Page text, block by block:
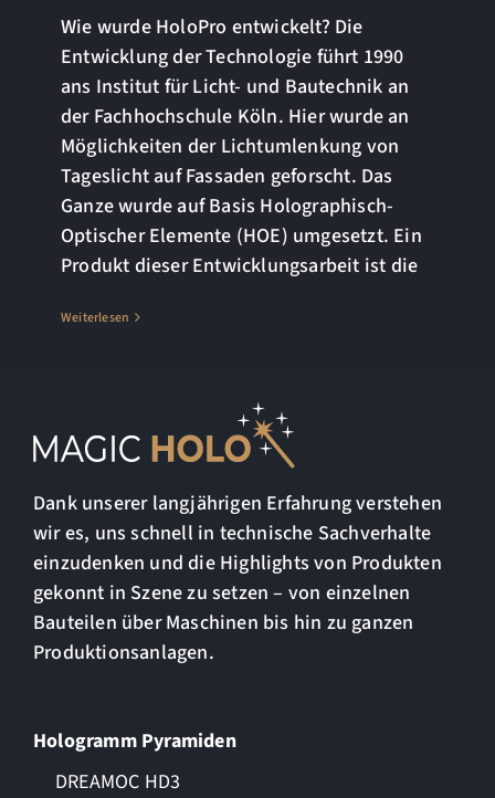
Wie wurde HoloPro entwickelt? Die
Entwicklung der Technologie führt 1990
ans Institut für Licht- und Bautechnik an
der Fachhochschule Köln. Hier wurde an
Möglichkeiten der Lichtumlenkung von
Tageslicht auf Fassaden geforscht. Das
Ganze wurde auf Basis Holographisch-
Optischer Elemente (HOE) umgesetzt. Ein
Produkt dieser Entwicklungsarbeit ist die
Weiterlesen
Dank unserer langjährigen Erfahrung verstehen
wir es, uns schnell in technische Sachverhalte
einzudenken und die Highlights von Produkten
gekonnt in Szene zu setzen – von einzelnen
Bauteilen über Maschinen bis hin zu ganzen
Produktionsanlagen.
Hologramm Pyramiden
DREAMOC HD3